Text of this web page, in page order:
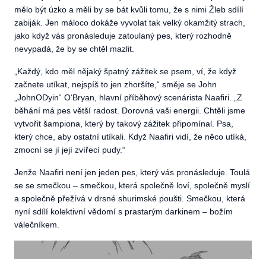
mělo být úzko a měli by se bát kvůli tomu, že s nimi Žleb sdílí
zabiják. Jen máloco dokáže vyvolat tak velký okamžitý strach,
jako když vás pronásleduje zatoulaný pes, který rozhodně
nevypadá, že by se chtěl mazlit.
„Každý, kdo měl nějaký špatný zážitek se psem, ví, že když
začnete utíkat, nejspíš to jen zhoršíte,“ směje se John
„JohnODyin“ O‘Bryan, hlavní příběhový scenárista Naafiri. „Z
běhání má pes větší radost. Dorovná vaši energii. Chtěli jsme
vytvořit šampiona, který by takový zážitek připomínal. Psa,
který chce, aby ostatní utíkali. Když Naafiri vidí, že něco utíká,
zmocní se jí její zvířecí pudy.“
Jenže Naafiri není jen jeden pes, který vás pronásleduje. Toulá
se se smečkou – smečkou, která společně loví, společně myslí
a společně přežívá v drsné shurimské poušti. Smečkou, která
nyní sdílí kolektivní vědomí s prastarým darkinem – božím
válečníkem.